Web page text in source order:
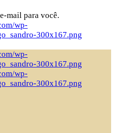
mail para você.